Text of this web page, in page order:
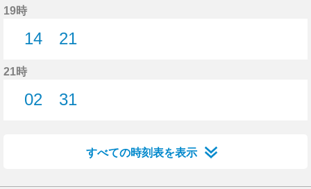
19時
14
21
21時
02
31
すべての時刻表を表示